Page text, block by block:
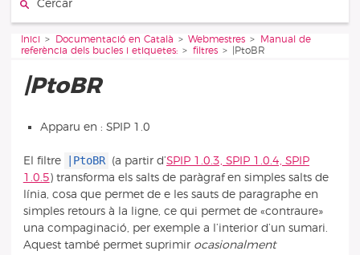
Vous êtes ici :
Inici Documentació en Català Webmestres
Manual de
referència dels bucles i etiquetes:
filtres |PtoBR
|PtoBR
Apparu en : SPIP 1.0
El filtre |PtoBR (a partir d’SPIP 1.0.3, SPIP 1.0.4, SPIP
1.0.5) transforma els salts de paràgraf en simples salts de
línia, cosa que permet de e les sauts de paragraphe en
simples retours à la ligne, ce qui permet de «contraure»
una compaginació, per exemple a l’interior d’un sumari.
Aquest també permet suprimir ocasionalment